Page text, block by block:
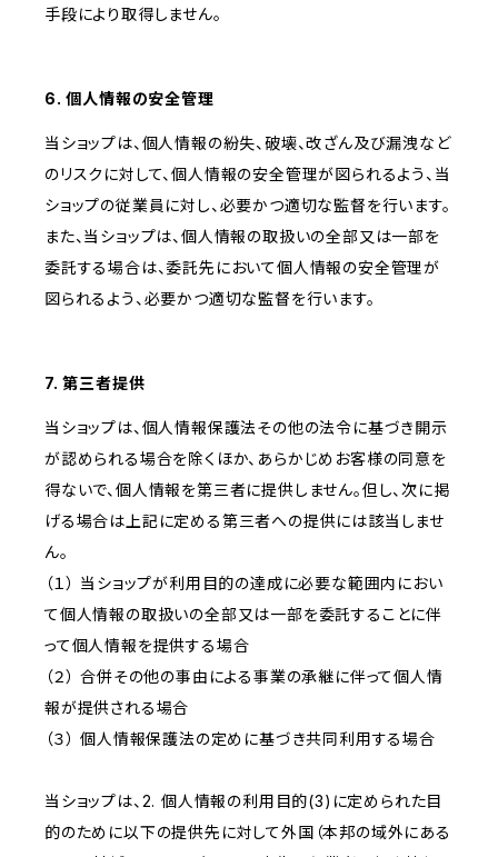
手段により取得しません。
6. 個人情報の安全管理
当ショップは、個人情報の紛失、破壊、改ざん及び漏洩など
のリスクに対して、個人情報の安全管理が図られるよう、当
ショップの従業員に対し、必要かつ適切な監督を行います。
また、当ショップは、個人情報の取扱いの全部又は一部を
委託する場合は、委託先において個人情報の安全管理が
図られるよう、必要かつ適切な監督を行います。
7. 第三者提供
当ショップは、個人情報保護法その他の法令に基づき開示
が認められる場合を除くほか、あらかじめお客様の同意を
得ないで、個人情報を第三者に提供しません。但し、次に掲
げる場合は上記に定める第三者への提供には該当しませ
ん。
（１） 当ショップが利用目的の達成に必要な範囲内におい
て個人情報の取扱いの全部又は一部を委託することに伴
って個人情報を提供する場合
（２） 合併その他の事由による事業の承継に伴って個人情
報が提供される場合
（３） 個人情報保護法の定めに基づき共同利用する場合
当ショップは、2. 個人情報の利用目的(3)に定められた目
的のために以下の提供先に対して外国（本邦の域外にある